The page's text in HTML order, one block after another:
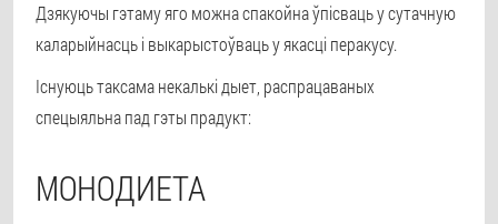
Дзякуючы гэтаму яго можна спакойна ўпісваць у сутачную
каларыйнасць і выкарыстоўваць у якасці перакусу.
Існуюць таксама некалькі дыет, распрацаваных
спецыяльна пад гэты прадукт:
МОНОДИЕТА